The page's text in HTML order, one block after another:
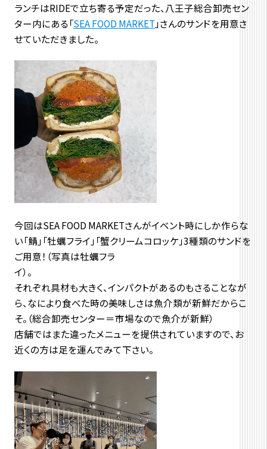
ランチはRIDEで立ち寄る予定だった、八王子総合卸売セン
ター内にある「SEA FOOD MARKET 」さんのサンドを用意さ
せていただきました。
今回はSEA FOOD MARKETさんがイベント時にしか作らな
い「鯖」「牡蠣フライ」「蟹クリームコロッケ」3種類のサンドを
ご用意！（写真は牡蠣フラ
それぞれ具材も大きく、インパクトがあるのもさることなが
ら、なにより食べた時の美味しさは魚介類が新鮮だからこ
そ。（総合卸売センター＝市場なので魚介が新鮮）
店舗ではまた違ったメニューを提供されていますので、お
近くの方は足を運んでみて下さい。